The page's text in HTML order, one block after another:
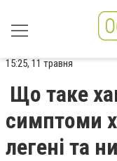
15:25, 11 травня
Що таке
симптоми
легені та